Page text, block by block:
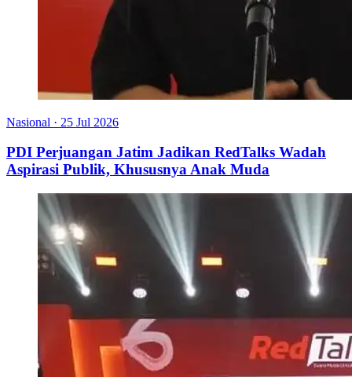
Nasional · 25 Jul 2026
PDI Perjuangan Jatim Jadikan RedTalks Wadah
Aspirasi Publik, Khususnya Anak Muda